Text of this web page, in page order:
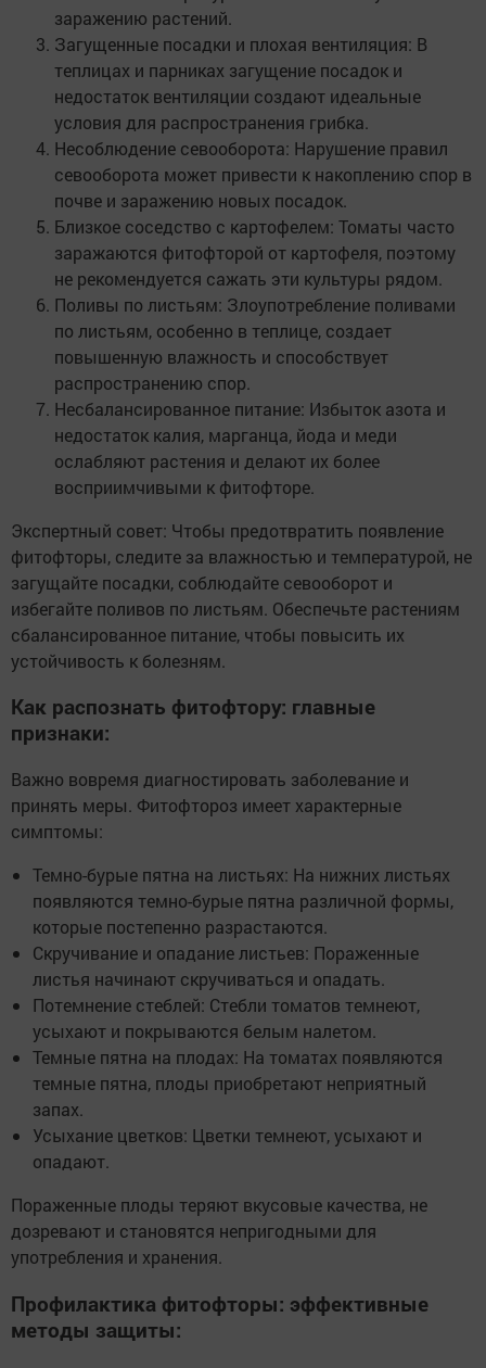
заражению растений.
Загущенные посадки и плохая вентиляция: В
теплицах и парниках загущение посадок и
недостаток вентиляции создают идеальные
условия для распространения грибка.
Несоблюдение севооборота: Нарушение правил
севооборота может привести к накоплению спор в
почве и заражению новых посадок.
Близкое соседство с картофелем: Томаты часто
заражаются фитофторой от картофеля, поэтому
не рекомендуется сажать эти культуры рядом.
Поливы по листьям: Злоупотребление поливами
по листьям, особенно в теплице, создает
повышенную влажность и способствует
распространению спор.
Несбалансированное питание: Избыток азота и
недостаток калия, марганца, йода и меди
ослабляют растения и делают их более
восприимчивыми к фитофторе.
Экспертный совет: Чтобы предотвратить появление
фитофторы, следите за влажностью и температурой, не
загущайте посадки, соблюдайте севооборот и
избегайте поливов по листьям. Обеспечьте растениям
сбалансированное питание, чтобы повысить их
устойчивость к болезням.
Как распознать фитофтору: главные
признаки:
Важно вовремя диагностировать заболевание и
принять меры. Фитофтороз имеет характерные
симптомы:
Темно-бурые пятна на листьях: На нижних листьях
появляются темно-бурые пятна различной формы,
которые постепенно разрастаются.
Скручивание и опадание листьев: Пораженные
листья начинают скручиваться и опадать.
Потемнение стеблей: Стебли томатов темнеют,
усыхают и покрываются белым налетом.
Темные пятна на плодах: На томатах появляются
темные пятна, плоды приобретают неприятный
запах.
Усыхание цветков: Цветки темнеют, усыхают и
опадают.
Пораженные плоды теряют вкусовые качества, не
дозревают и становятся непригодными для
употребления и хранения.
Профилактика фитофторы: эффективные
методы защиты: